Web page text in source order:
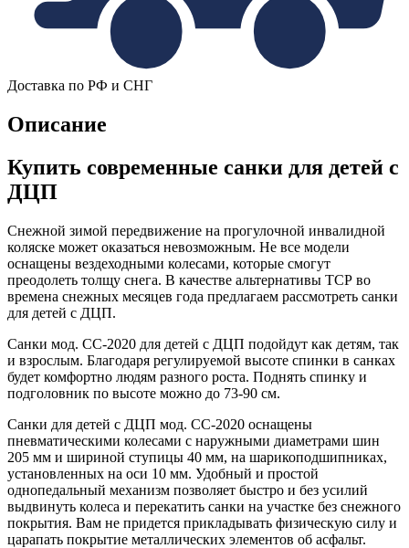
Доставка по РФ и СНГ
Описание
Купить современные санки для детей с
ДЦП
Снежной зимой передвижение на прогулочной инвалидной
коляске может оказаться невозможным. Не все модели
оснащены вездеходными колесами, которые смогут
преодолеть толщу снега. В качестве альтернативы ТСР во
времена снежных месяцев года предлагаем рассмотреть санки
для детей с ДЦП.
Санки мод. СС-2020 для детей с ДЦП подойдут как детям, так
и взрослым. Благодаря регулируемой высоте спинки в санках
будет комфортно людям разного роста. Поднять спинку и
подголовник по высоте можно до 73-90 см.
Санки для детей с ДЦП мод. СС-2020 оснащены
пневматическими колесами с наружными диаметрами шин
205 мм и шириной ступицы 40 мм, на шарикоподшипниках,
установленных на оси 10 мм. Удобный и простой
однопедальный механизм позволяет быстро и без усилий
выдвинуть колеса и перекатить санки на участке без снежного
покрытия. Вам не придется прикладывать физическую силу и
царапать покрытие металлических элементов об асфальт.